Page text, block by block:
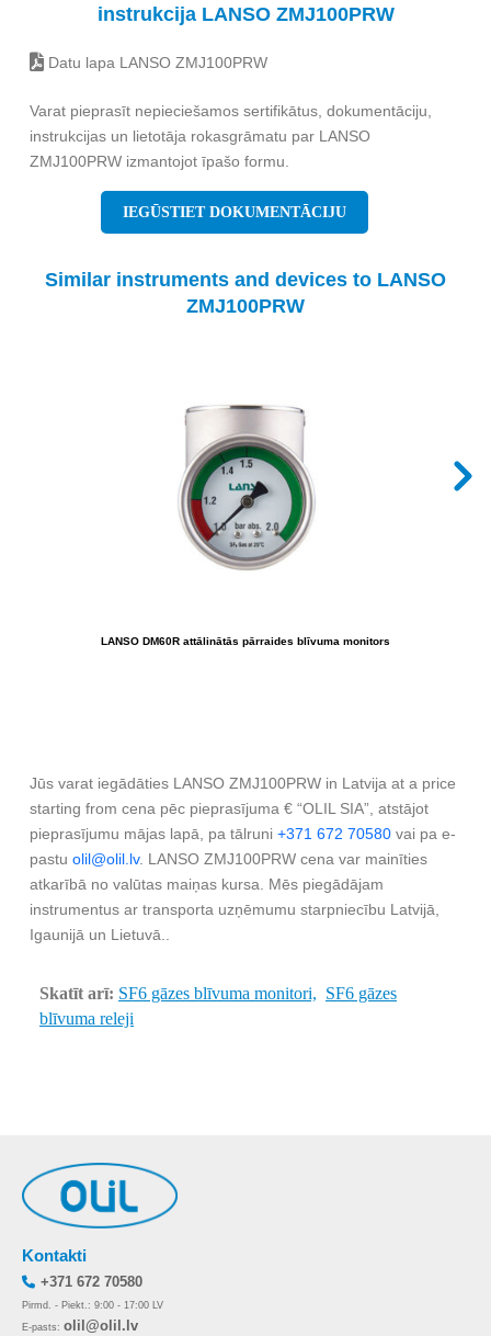
instrukcija LANSO ZMJ100PRW
Datu lapa LANSO ZMJ100PRW
Varat pieprasīt nepieciešamos sertifikātus, dokumentāciju,
instrukcijas un lietotāja rokasgrāmatu par LANSO
ZMJ100PRW izmantojot īpašo formu.
IEGŪSTIET DOKUMENTĀCIJU
Similar instruments and devices to LANSO
ZMJ100PRW
LANSO DM60R attālinātās pārraides blīvuma monitors
Jūs varat iegādāties LANSO ZMJ100PRW in Latvija at a price
starting from cena pēc pieprasījuma € “OLIL SIA”, atstājot
pieprasījumu mājas lapā, pa tālruni +371 672 70580 vai pa e-
pastu olil@olil.lv. LANSO ZMJ100PRW cena var mainīties
atkarībā no valūtas maiņas kursa. Mēs piegādājam
instrumentus ar transporta uzņēmumu starpniecību Latvijā,
Igaunijā un Lietuvā..
Skatīt arī: SF6 gāzes blīvuma monitori, SF6 gāzes
blīvuma releji
Kontakti
+371 672 70580
Pirmd. - Piekt.: 9:00 - 17:00 LV
E-pasts: olil@olil.lv